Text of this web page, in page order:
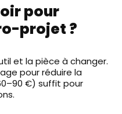
pour
projet ?
et la pièce à changer.
pour réduire la
€) suffit pour